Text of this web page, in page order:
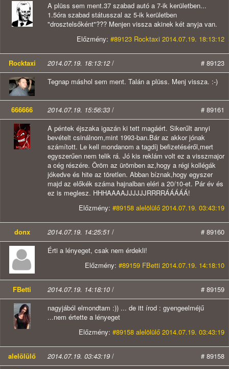
A plüss sem ment.37 szabad autó a 7-ik kerületben...
1.5óra szabad státusszal az 5-ik kerületben
"drosztelsőként"??? Menjen vissza akinek két anyja van.
Előzmény: #89123 Rocktaxi 2014.07.19. 18:13:12
Rocktaxi 2014.07.19. 18:13:12/
# 89123
Tegnap máshol sem ment. Talán a plüss. Menj vissza. :-)
666666 2014.07.19. 15:56:33 /
# 89161
A péntek éjszaka igazán ki tett magáért. Sikerűlt annyi
bevételt csinálnom,mint 1993-ban.Bár az akkor jónak
számított. Le kell mondanom a tagdíj befizetéséről,mert
egyszerűen nem telik rá. Jó kis reklám volt ez a visszmajor
a cég részére. Öröm az ürömben az,hogy a régi kollégák
jókedve és hite az töretlen. Abban bíznak,hogy egyszer
majd az előkék száma hajnalban eléri a 20/10-et. Pár év és
ez is meglesz. HHHAAAAJJJJJJRRRRÁÁÁÁÁ!
Előzmény: #89158 alelölülő 2014.07.19. 03:43:19
donx 2014.07.19. 14:25:51 /
# 89160
Érti a lényeget, csak nem érdekli!
Előzmény: #89159 FBetti 2014.07.19. 14:18:10
FBetti 2014.07.19. 14:18:10 /
# 89159
nagyjából elmondtam :)) ... de itt írod : gyengeelméjű
...nem értette a lényeget
Előzmény: #89158 alelölülő 2014.07.19. 03:43:19
alelölülő 2014.07.19. 03:43:19 /
# 89158